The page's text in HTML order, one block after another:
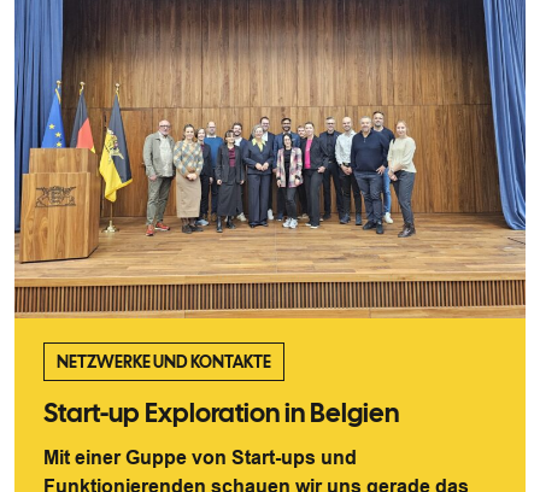
NETZWERKE UND KONTAKTE
Start-up Exploration in Belgien
Mit einer Guppe von Start-ups und
Funktionierenden schauen wir uns gerade das